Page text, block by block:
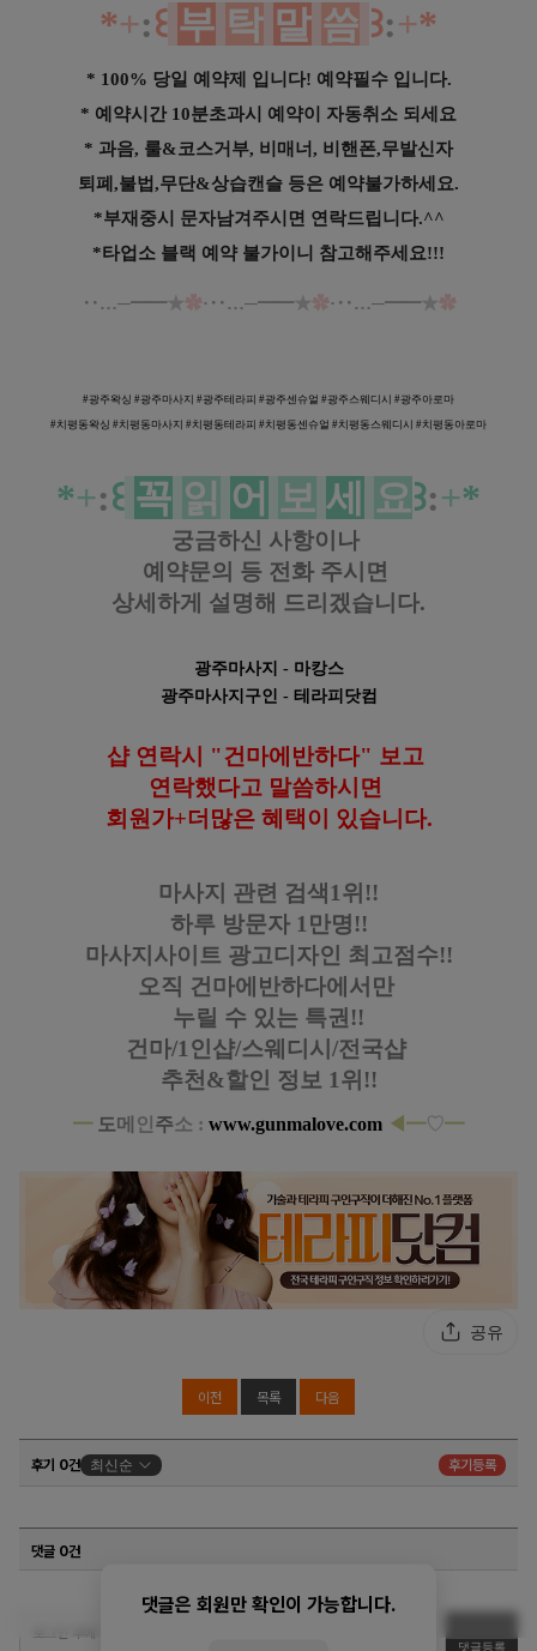
*+:꒰ 부 탁 말 씀 ꒱:+*
* 100% 당일 예약제 입니다! 예약필수 입니다.
* 예약시간 10분초과시 예약이 자동취소 되세요
* 과음, 룰&코스거부, 비매너, 비핸폰,무발신자
퇴폐,불법,무단&상습캔슬 등은 예약불가하세요.
*부재중시 문자남겨주시면 연락드립니다.^^
*타업소 블랙 예약 불가이니 참고해주세요!!!
‥…─━━★✿·‥…─━━★✿·‥…─━━★✿
#광주왁싱 #광주마사지 #광주테라피 #광주센 슈얼 #광주스웨디시 #광주아로마
# 치평동왁싱 # 치평동마사지 # 치평동테라피 # 치평동센 슈얼 # 치평동스웨디시 # 치평동아로마
*+:꒰ 꼭 읽 어 보 세 요꒱:+*
궁금하신 사항이나
예약문의 등 전화 주시면
상세하게 설명해 드리겠습니다.
광주마사지 - 마캉스
광주마사지구인 - 테라피닷컴
샵 연락시 "건마에반하다" 보고
연락했다고 말씀하시면
회원가+더많은 혜택이 있습니다.
마사지 관련 검색1위!!
하루 방문자 1만명!!
마사지사이트 광고디자인 최고점수!!
오직 건마에반하다에서만
누릴 수 있는 특권!!
건마/1인샵/스웨디시/전국샵
추천&할인 정보 1위!!
━ 도메 인 주소 : www.gunmalove.com ◀ ━♡━
공유
이전 목록 다음
후기 0건 최신순 후기등록
댓글 0건
댓글은 회원만 확인이 가능합니다.